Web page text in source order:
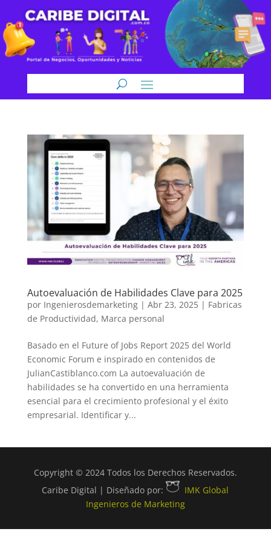
Autoevaluación de Habilidades Clave para 2025
por Ingenierosdemarketing| Abr 23, 2025| Fabricas
de Productividad, Marca personal
Basado en el Future of Jobs Report 2025 del World
Economic Forum e inspirado en contenidos de
JulianCastiblanco.com La autoevaluación de
habilidades se ha convertido en una herramienta
esencial para el crecimiento profesional y el éxito
empresarial. Identificar y...
Copyright © 2024 Todos los Derechos Reservados.
Caribe Digital | Diseñado por:
IMK Global
Ingenieros de Marketing